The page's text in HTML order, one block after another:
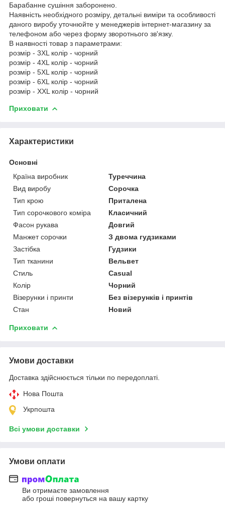
Барабанне сушіння заборонено.
Наявність необхідного розміру, детальні виміри та особливості
даного виробу уточнюйте у менеджерів інтернет-магазину за
телефоном або через форму зворотнього зв'язку.
В наявності товар з параметрами:
розмір - 3XL колір - чорний
розмір - 4XL колір - чорний
розмір - 5XL колір - чорний
розмір - 6XL колір - чорний
розмір - XXL колір - чорний
Приховати
Характеристики
Основні
Країна виробник
Туреччина
Вид виробу
Сорочка
Тип крою
Приталена
Тип сорочкового коміра
Класичний
Фасон рукава
Довгий
Манжет сорочки
З двома гудзиками
Застібка
Гудзики
Тип тканини
Вельвет
Стиль
Casual
Колір
Чорний
Візерунки і принти
Без візерунків і принтів
Стан
Новий
Приховати
Умови доставки
Доставка здійснюється тільки по передоплаті.
Нова Пошта
Укрпошта
Всі умови доставки
Умови оплати
Ви отримаєте замовлення
або гроші повернуться на вашу картку